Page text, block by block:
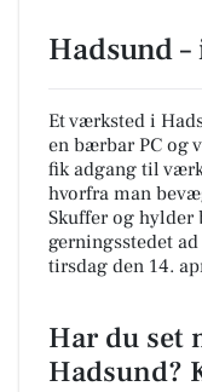
Hadsund
Et værksted i
en bærbar PC og
fik adgang til
hvorfra man
Skuffer og hylder
gerningsstedet
tirsdag den 14.
Har du
Hadsund?